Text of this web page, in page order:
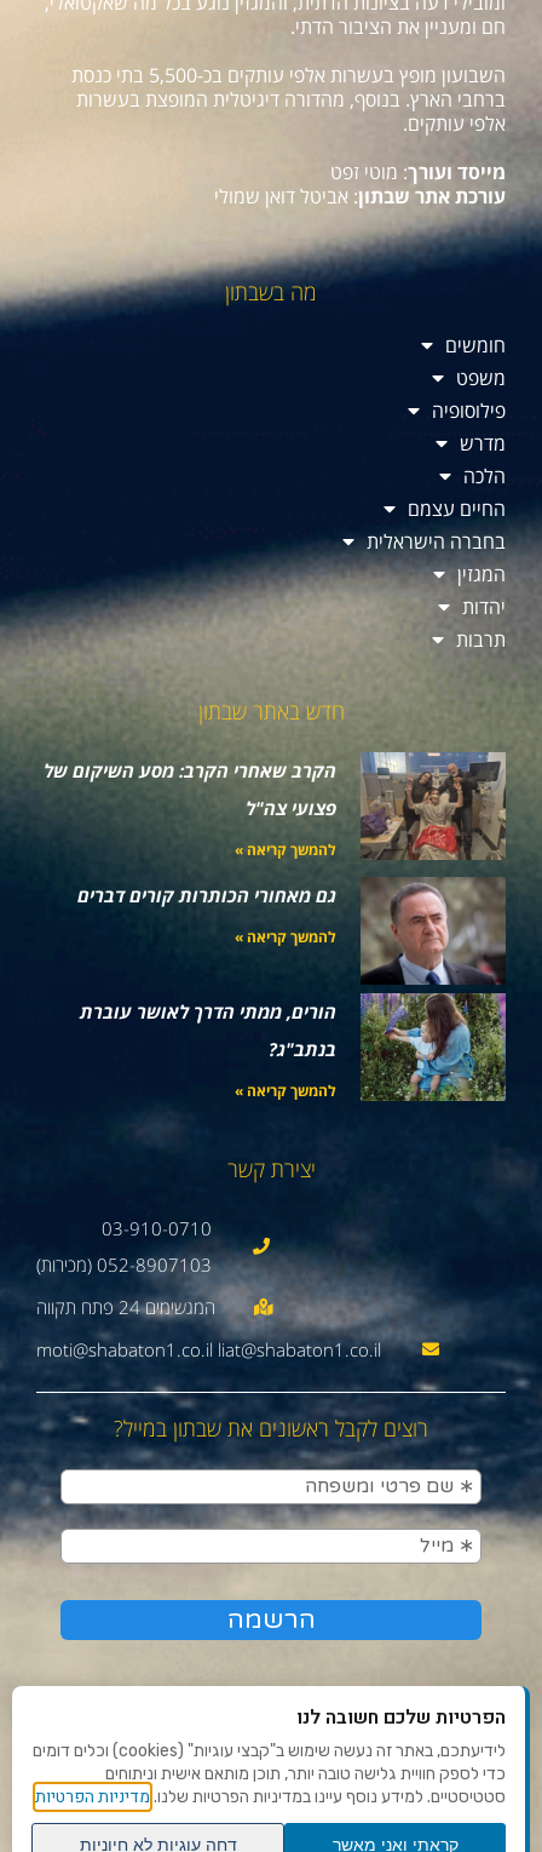
חם ומעניין את הציבור הדתי.
השבועון מופץ בעשרות אלפי עותקים בכ-5,500 בתי כנסת
ברחבי הארץ. בנוסף, מהדורה דיגיטלית המופצת בעשרות
אלפי עותקים.
מייסד ועורך: מוטי זפט
עורכת אתר שבתון: אביטל דואן שמולי
מה בשבתון
חומשים
משפט
פילוסופיה
מדרש
הלכה
החיים עצמם
בחברה הישראלית
המגזין
יהדות
תרבות
חדש באתר שבתון
הקרב שאחרי הקרב: מסע השיקום של
פצועי צה"ל
להמשך קריאה »
גם מאחורי הכותרות קורים דברים
להמשך קריאה »
הורים, ממתי הדרך לאושר עוברת
בנתב"ג?
להמשך קריאה »
יצירת קשר
03-910-0710
052-8907103 (מכירות)
moti@shabaton1.co.il liat@shabaton1.co.il
רוצים לקבל ראשונים את שבתון במייל?
תנאי שימוש ומדיניות פרטיות
פנו אלינו
הפרטיות שלכם חשובה לנו
לידיעתכם, באתר זה נעשה שימוש ב"קבצי עוגיות" (cookies) וכלים דומים
כדי לספק חוויית גלישה טובה יותר, תוכן מותאם אישית וניתוחים
סטטיסטיים. למידע נוסף עיינו במדיניות הפרטיות שלנו. מדיניות הפרטיות
קראתי ואני מאשר דחה עוגיות לא חיוניות